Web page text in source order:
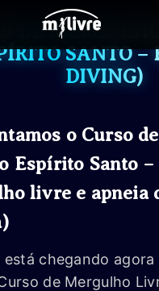
DE
SANTO –
DIVING)
o Curso
Espírito Santo –
livre e apneia
está chegando agora
de Mergulho